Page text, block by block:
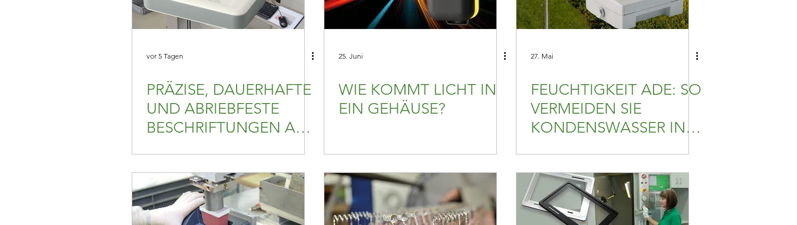
vor 5 Tagen
PRÄZISE, DAUERHAFTE
UND ABRIEBFESTE
BESCHRIFTUNGEN AUF
25. Juni
WIE KOMMT LICHT IN
EIN GEHÄUSE?
27. Mai
FEUCHTIGKEIT ADE: SO
VERMEIDEN SIE
KONDENSWASSER IN